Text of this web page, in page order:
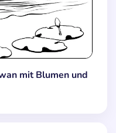
mit Blumen und